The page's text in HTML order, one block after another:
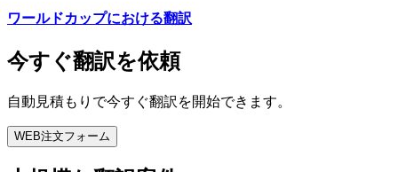
ワールドカップにおける翻訳
今すぐ翻訳を依頼
自動見積もりで今すぐ翻訳を開始できます。
WEB注文フォーム